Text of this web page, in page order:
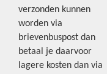
verzonden kunnen
worden via
brievenbuspost dan
betaal je daarvoor
lagere kosten dan via